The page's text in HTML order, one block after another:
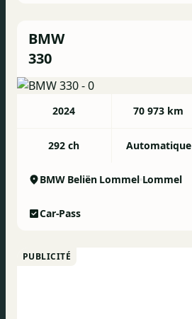
BMW
330
2024 70 973 km
292 ch Automatique
BMW Beliën Lommel Lommel
Car-Pass
PUBLICITÉ